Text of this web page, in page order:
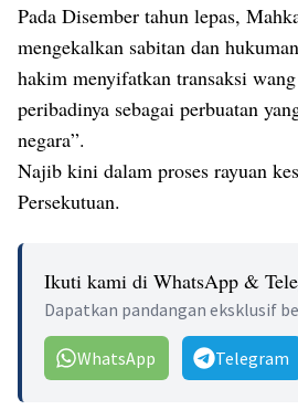
Pada Disember tahun lepas,
mengekalkan sabitan dan
hakim menyifatkan transaksi
peribadinya sebagai perbuatan
negara”.
Najib kini dalam proses rayuan
Persekutuan.
Ikuti kami di WhatsApp &
Dapatkan pandangan eksklusif
WhatsApp Telegram